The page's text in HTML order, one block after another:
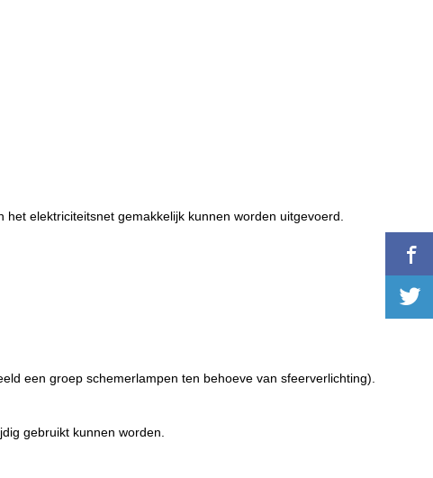
elektriciteitsnet gemakkelijk kunnen worden uitgevoerd.
een groep schemerlampen ten behoeve van sfeerverlichting).
gebruikt kunnen worden.